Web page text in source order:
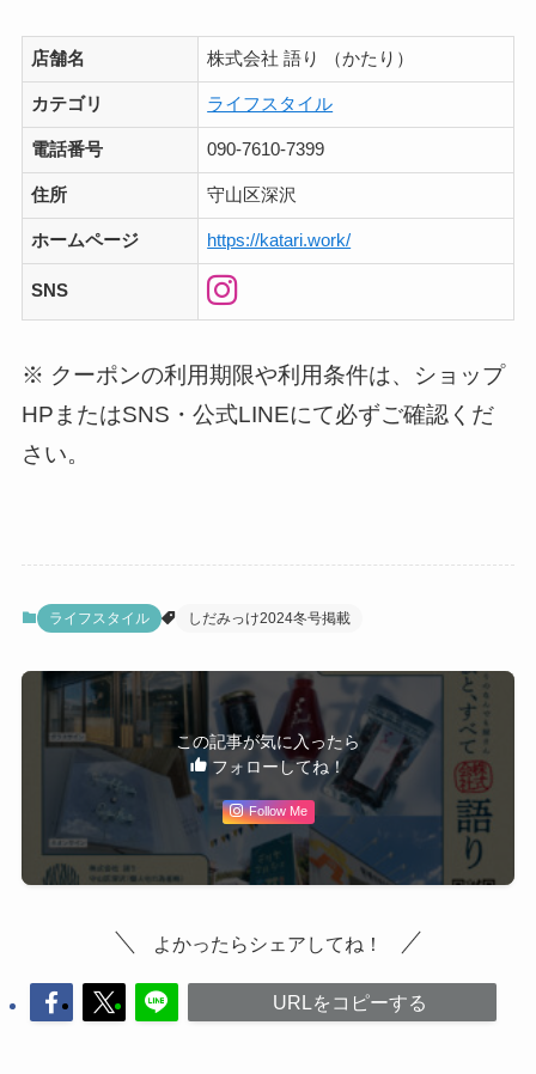
店舗名 株式会社 語り （かたり）
カテゴリ ライフスタイル
電話番号 090-7610-7399
住所 守山区深沢
ホームページ https://katari.work/
SNS
※ クーポンの利用期限や利用条件は、ショップ
HPまたはSNS・公式LINEにて必ずご確認くだ
さい。
ライフスタイル しだみっけ2024冬号掲載
この記事が気に入ったら
フォローしてね！
Follow Me
よかったらシェアしてね！
URLをコピーする